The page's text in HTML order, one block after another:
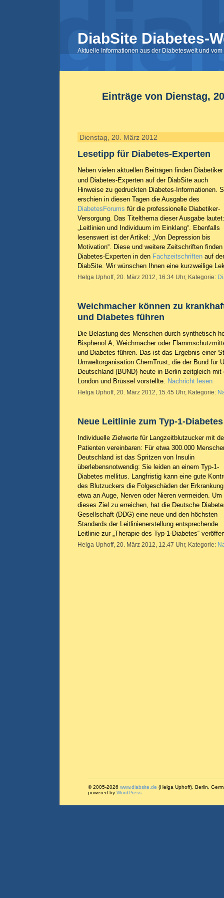
DiabSite Diabetes-
Aktuelle Informationen aus der Diabeteswelt und
Einträge von Dienstag,
Dienstag, 20. März 2012
Lesetipp für Diabetes-Experten
Neben vielen aktuellen Beiträgen finden Diabetiker
und Diabetes-Experten auf der DiabSite auch
Hinweise zu gedruckten Diabetes-Informationen.
erschien in diesen Tagen die Ausgabe des
DiabetesForums für die professionelle Diabetiker-
Versorgung. Das Titelthema dieser Ausgabe lautet:
„Leitlinien und Individuum im Einklang“. Ebenfalls
lesenswert ist der Artikel: „Von Depression bis
Motivation“. Diese und weitere Zeitschriften finden
Diabetes-Experten in den Fachzeitschriften auf
DiabSite. Wir wünschen Ihnen eine kurzweilige
Helga Uphoff, 20. März 2012, 16.34 Uhr, Kategorie:
Weichmacher können zu
und Diabetes führen
Die Belastung des Menschen durch synthetisch
Bisphenol A, Weichmacher oder
und Diabetes führen. Das ist das Ergebnis einer
Umweltorganisation ChemTrust, die der Bund für
Deutschland (BUND) heute in Berlin zeitgleich
London und Brüssel vorstellte. Nachricht lesen
Helga Uphoff, 20. März 2012, 15.45 Uhr, Kategorie:
Neue Leitlinie zum Typ-1-
Individuelle Zielwerte für Langzeitblutzucker mit
Patienten vereinbaren: Für etwa 300.000
Deutschland ist das Spritzen von Insulin
überlebensnotwendig: Sie leiden an einem Typ-1-
Diabetes mellitus. Langfristig kann eine gute
des Blutzuckers die Folgeschäden der Erkrankung
etwa an Auge, Nerven oder Nieren vermeiden. Um
dieses Ziel zu erreichen, hat die Deutsche
Gesellschaft (DDG) eine neue und den höchsten
Standards der Leitlinienerstellung entsprechende
Leitlinie zur „Therapie des Typ-1-Diabetes“
Helga Uphoff, 20. März 2012, 12.47 Uhr, Kategorie:
© 2005-2026 www.diabsite.de (Helga Uphoff), Berlin,
powered by WordPress.